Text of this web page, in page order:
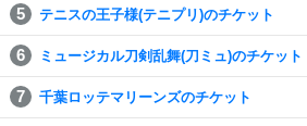
テニスの王子様(テニプリ)のチケット
ミュージカル刀剣乱舞(刀ミュ)のチケット
千葉ロッテマリーンズのチケット